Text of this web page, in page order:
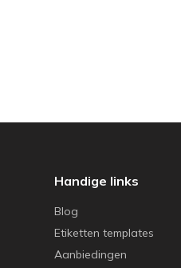
Handige links
Blog
Etiketten templates
Aanbiedingen